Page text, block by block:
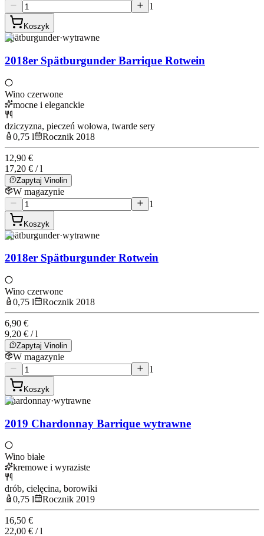
1
Koszyk
Spätburgunder·wytrawne
2018er Spätburgunder Barrique Rotwein
Wino czerwone
mocne i eleganckie
dziczyzna, pieczeń wołowa, twarde sery
0,75 l
Rocznik 2018
12,90 €
17,20 € / l
Zapytaj Vinolin
W magazynie
1
Koszyk
Spätburgunder·wytrawne
2018er Spätburgunder Rotwein
Wino czerwone
0,75 l
Rocznik 2018
6,90 €
9,20 € / l
Zapytaj Vinolin
W magazynie
1
Koszyk
Chardonnay·wytrawne
2019 Chardonnay Barrique wytrawne
Wino białe
kremowe i wyraziste
drób, cielęcina, borowiki
0,75 l
Rocznik 2019
16,50 €
22,00 € / l